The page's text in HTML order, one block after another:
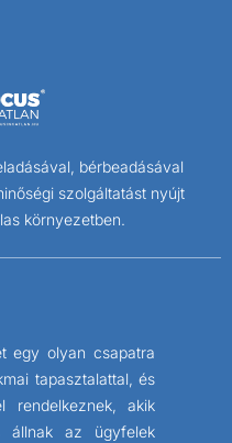
bérbeadásával
szolgáltatást nyújt
környezetben.
egy olyan csapatra
tapasztalattal, és
rendelkeznek, akik
állnak az ügyfelek